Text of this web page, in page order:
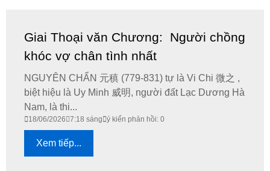
Giai Thoại văn Chương: Người chồng
khóc vợ chân tình nhất
NGUYÊN CHẨN 元稹 (779-831) tự là Vi Chi 微之 ,
biệt hiệu là Uy Minh 威明, người đất Lạc Dương Hà
Nam, là thi...
18/06/2026 7:18 sáng ý kiến phản hồi: 0
Xem tiếp...